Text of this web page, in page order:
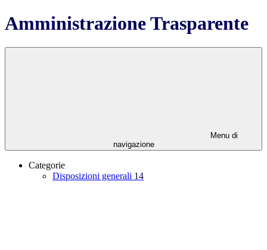
Amministrazione Trasparente
Menu di
navigazione
Categorie
Disposizioni generali 14